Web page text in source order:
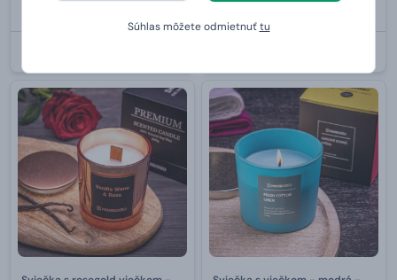
Súhlas môžete odmietnuťtu